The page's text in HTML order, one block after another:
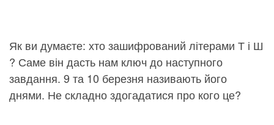
Як ви думаєте: хто зашифрований літерами Т і Ш
? Саме він дасть нам ключ до наступного
завдання. 9 та 10 березня називають його
днями. Не складно здогадатися про кого це?